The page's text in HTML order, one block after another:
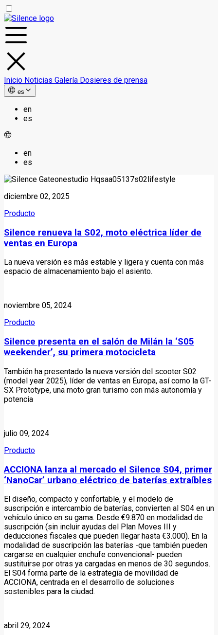
Inicio Noticias Galería Dosieres de prensa
es
en
es
en
es
diciembre 02, 2025
Producto
Silence renueva la S02, moto eléctrica líder de
ventas en Europa
La nueva versión es más estable y ligera y cuenta con más
espacio de almacenamiento bajo el asiento.
noviembre 05, 2024
Producto
Silence presenta en el salón de Milán la ‘S05
weekender’, su primera motocicleta
También ha presentado la nueva versión del scooter S02
(model year 2025), líder de ventas en Europa, así como la GT-
SX Prototype, una moto gran turismo con más autonomía y
potencia
julio 09, 2024
Producto
ACCIONA lanza al mercado el Silence S04, primer
‘NanoCar’ urbano eléctrico de baterías extraíbles
El diseño, compacto y confortable, y el modelo de
suscripción e intercambio de baterías, convierten al S04 en un
vehículo único en su gama. Desde €9.870 en modalidad de
suscripción (sin incluir ayudas del Plan Moves III y
deducciones fiscales que pueden llegar hasta €3.000). En la
modalidad de suscripción las baterías -que también pueden
cargarse en cualquier enchufe convencional- pueden
sustituirse por otras ya cargadas en menos de 30 segundos.
El S04 forma parte de la estrategia de movilidad de
ACCIONA, centrada en el desarrollo de soluciones
sostenibles para la ciudad.
abril 29, 2024